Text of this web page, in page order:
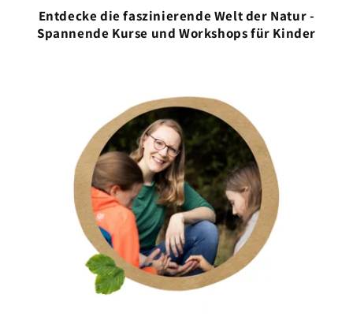
Entdecke die faszinierende Welt der Natur -
Spannende Kurse und Workshops für Kinder